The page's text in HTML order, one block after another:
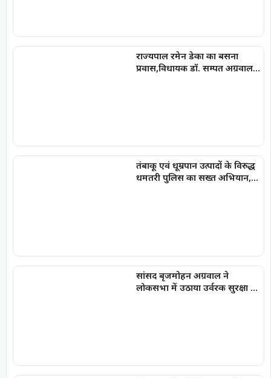
राज्यपाल रमेन डेका का बसना
प्रवास,विधायक डॉ. सम्पत अग्रवाल
तंबाकू एवं धूम्रपान उत्पादों के विरुद्ध
धमतरी पुलिस का सख्त अभियान,
सांसद बृजमोहन अग्रवाल ने
लोकसभा में उठाया उर्वरक सुरक्षा का